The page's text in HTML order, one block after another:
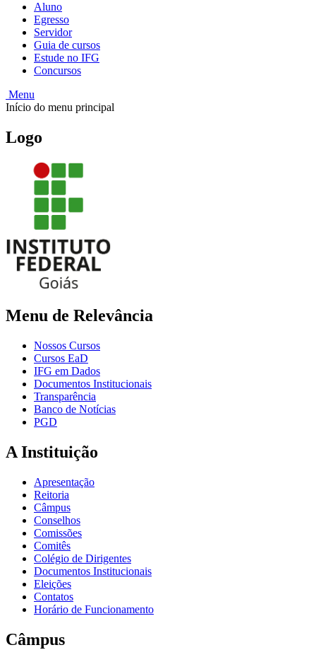
Aluno
Egresso
Servidor
Guia de cursos
Estude no IFG
Concursos
Menu
Início do menu principal
Logo
Menu de Relevância
Nossos Cursos
Cursos EaD
IFG em Dados
Documentos Institucionais
Transparência
Banco de Notícias
PGD
A Instituição
Apresentação
Reitoria
Câmpus
Conselhos
Comissões
Comitês
Colégio de Dirigentes
Documentos Institucionais
Eleições
Contatos
Horário de Funcionamento
Câmpus